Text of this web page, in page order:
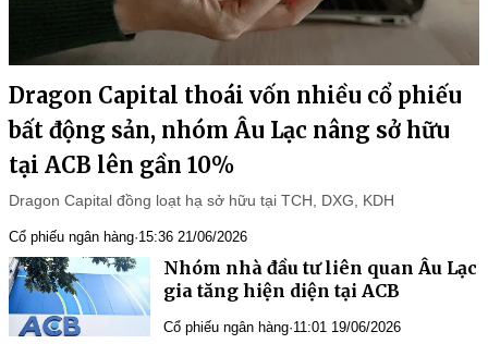
Dragon Capital thoái vốn nhiều cổ phiếu
bất động sản, nhóm Âu Lạc nâng sở hữu
tại ACB lên gần 10%
Dragon Capital đồng loạt hạ sở hữu tại TCH, DXG, KDH
Cổ phiếu ngân hàng·15:36 21/06/2026
Nhóm nhà đầu tư liên quan Âu Lạc
gia tăng hiện diện tại ACB
Cổ phiếu ngân hàng·11:01 19/06/2026